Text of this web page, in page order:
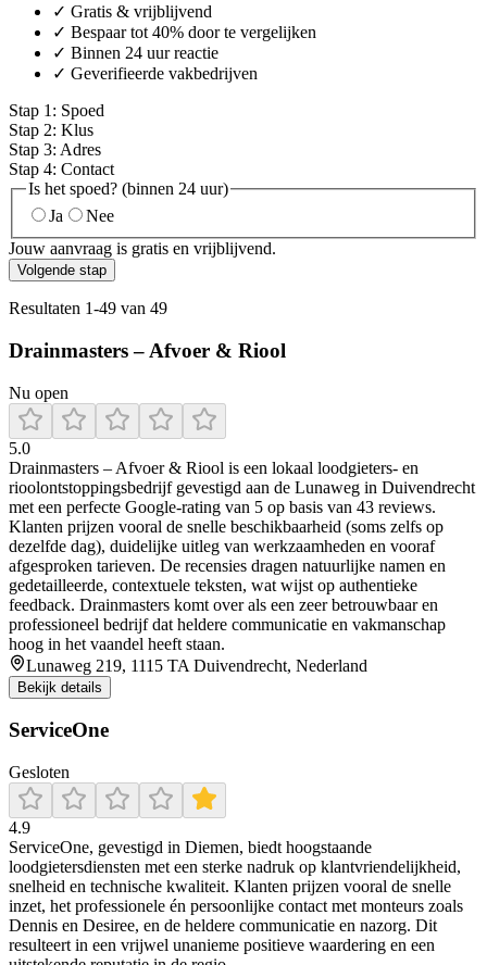
✓ Gratis & vrijblijvend
✓ Bespaar tot 40% door te vergelijken
✓ Binnen 24 uur reactie
✓ Geverifieerde vakbedrijven
Stap 1 : Spoed
Stap 2: Klus
Stap 3: Adres
Stap 4: Contact
Is het spoed? (binnen 24 uur)
Ja
Nee
Jouw aanvraag is gratis en vrijblijvend.
Volgende stap
Resultaten 1-49 van 49
Drainmasters – Afvoer & Riool
Nu open
5.0
Drainmasters – Afvoer & Riool is een lokaal loodgieters- en
rioolontstoppingsbedrijf gevestigd aan de Lunaweg in Duivendrecht
met een perfecte Google-rating van 5 op basis van 43 reviews.
Klanten prijzen vooral de snelle beschikbaarheid (soms zelfs op
dezelfde dag), duidelijke uitleg van werkzaamheden en vooraf
afgesproken tarieven. De recensies dragen natuurlijke namen en
gedetailleerde, contextuele teksten, wat wijst op authentieke
feedback. Drainmasters komt over als een zeer betrouwbaar en
professioneel bedrijf dat heldere communicatie en vakmanschap
hoog in het vaandel heeft staan.
Lunaweg 219, 1115 TA Duivendrecht, Nederland
Bekijk details
ServiceOne
Gesloten
4.9
ServiceOne, gevestigd in Diemen, biedt hoogstaande
loodgietersdiensten met een sterke nadruk op klantvriendelijkheid,
snelheid en technische kwaliteit. Klanten prijzen vooral de snelle
inzet, het professionele én persoonlijke contact met monteurs zoals
Dennis en Desiree, en de heldere communicatie en nazorg. Dit
resulteert in een vrijwel unanieme positieve waardering en een